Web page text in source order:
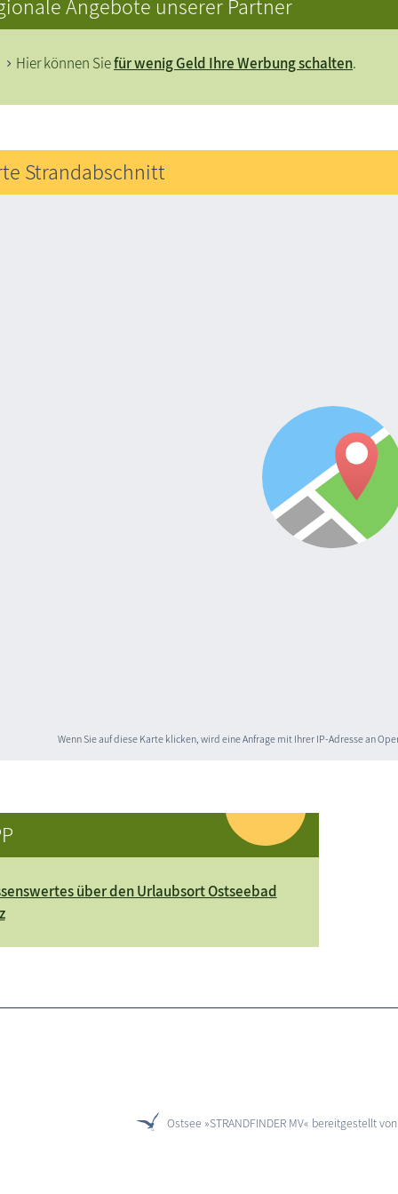
Angebote unserer Partner
Hier können Siefür wenig Geld Ihre Werbung schalten.
Strandabschnitt
Wenn Sie auf diese Karte klicken, wird eine Anfrage mit Ihrer IP-Adresse an
über den Urlaubsort Ostseebad
Ostsee »STRANDFINDER MV« bereitgestellt